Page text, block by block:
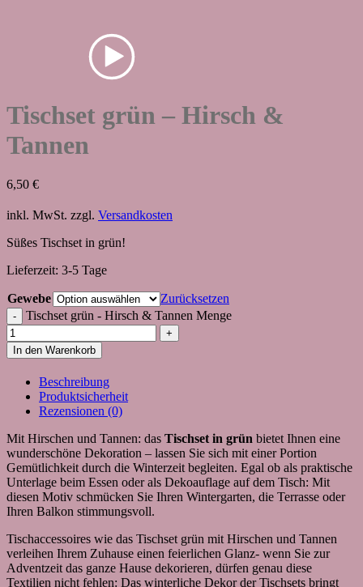
Tischset grün – Hirsch &
Tannen
6,50 €
inkl. MwSt. zzgl. Versandkosten
Süßes Tischset in grün!
Lieferzeit: 3-5 Tage
Gewebe
Zurücksetzen
Tischset grün - Hirsch & Tannen Menge
In den Warenkorb
Beschreibung
Produktsicherheit
Rezensionen (0)
Mit Hirschen und Tannen: das Tischset in grün bietet Ihnen eine
wunderschöne Dekoration – lassen Sie sich mit einer Portion
Gemütlichkeit durch die Winterzeit begleiten. Egal ob als praktische
Unterlage beim Essen oder als Dekoauflage auf dem Tisch: Mit
diesen Motiv schmücken Sie Ihren Wintergarten, die Terrasse oder
Ihren Balkon stimmungsvoll.
Tischaccessoires wie das Tischset grün mit Hirschen und Tannen
verleihen Ihrem Zuhause einen feierlichen Glanz- wenn Sie zur
Adventzeit das ganze Hause dekorieren, dürfen genau diese
Textilien nicht fehlen: Das winterliche Dekor der Tischsets bringt